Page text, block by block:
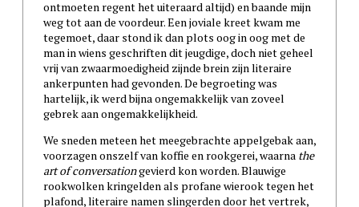
ontmoeten regent het uiteraard altijd) en baande mijn
weg tot aan de voordeur. Een joviale kreet kwam me
tegemoet, daar stond ik dan plots oog in oog met de
man in wiens geschriften dit jeugdige, doch niet geheel
vrij van zwaarmoedigheid zijnde brein zijn literaire
ankerpunten had gevonden. De begroeting was
hartelijk, ik werd bijna ongemakkelijk van zoveel
gebrek aan ongemakkelijkheid.
We sneden meteen het meegebrachte appelgebak aan,
voorzagen onszelf van koffie en rookgerei, waarna the
art of conversationgevierd kon worden. Blauwige
rookwolken kringelden als profane wierook tegen het
plafond, literaire namen slingerden door het vertrek,